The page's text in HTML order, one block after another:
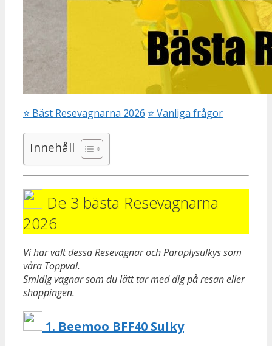
⭐ Bäst Resevagnarna 2026 ⭐ Vanliga frågor
Innehåll
De 3 bästa Resevagnarna
2026
Vi har valt dessa Resevagnar och Paraplysulkys som
våra Toppval.
Smidig vagnar som du lätt tar med dig på resan eller
shoppingen.
1. Beemoo BFF40 Sulky